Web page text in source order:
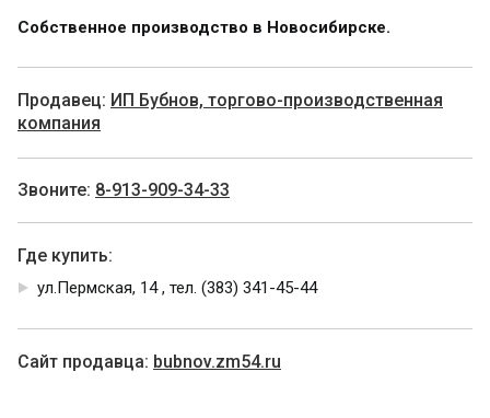
Собственное производство в Новосибирске.
Продавец: ИП Бубнов, торгово-производственная
компания
Звоните: 8-913-909-34-33
Где купить:
ул.Пермская, 14 , тел. (383) 341-45-44
Cайт продавца: bubnov.zm54.ru